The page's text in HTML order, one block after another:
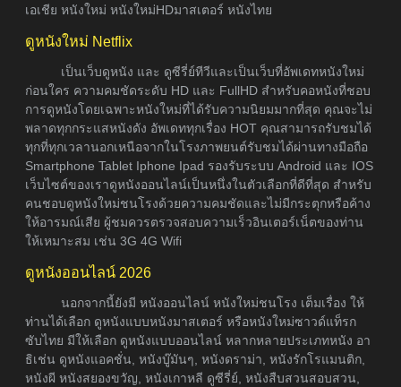
เอเชีย หนังใหม่ หนังใหม่HDมาสเตอร์ หนังไทย
ดูหนังใหม่ Netflix
เป็นเว็บดูหนัง และ ดูซีรี่ย์ทีวีและเป็นเว็บที่อัพเดทหนังใหม่
ก่อนใคร ความคมชัดระดับ HD และ FullHD สำหรับคอหนังที่ชอบ
การดูหนังโดยเฉพาะหนังใหม่ที่ได้รับความนิยมมากที่สุด คุณจะไม่
พลาดทุกกระแสหนังดัง อัพเดททุกเรื่อง HOT คุณสามารถรับชมได้
ทุกที่ทุกเวลานอกเหนือจากในโรงภาพยนต์รับชมได้ผ่านทางมือถือ
Smartphone Tablet Iphone Ipad รองรับระบบ Android และ IOS
เว็บไซต์ของเราดูหนังออนไลน์เป็นหนึ่งในตัวเลือกที่ดีที่สุด สำหรับ
คนชอบดูหนังใหม่ชนโรงด้วยความคมชัดและไม่มีกระตุกหรือค้าง
ให้อารมณ์เสีย ผู้ชมควรตรวจสอบความเร็วอินเตอร์เน็ตของท่าน
ให้เหมาะสม เช่น 3G 4G Wifi
ดูหนังออนไลน์ 2026
นอกจากนี้ยังมี หนังออนไลน์ หนังใหม่ชนโรง เต็มเรื่อง ให้
ท่านได้เลือก ดูหนังแบบหนังมาสเตอร์ หรือหนังใหม่ซาวด์แท็รก
ซับไทย มีให้เลือก ดูหนังแบบออนไลน์ หลากหลายประเภทหนัง อา
ธิเช่น ดูหนังแอคชั่น, หนังบู๊มันๆ, หนังดราม่า, หนังรักโรแมนติก,
หนังผี หนังสยองขวัญ, หนังเกาหลี ดูซีรี่ย์, หนังสืบสวนสอบสวน,